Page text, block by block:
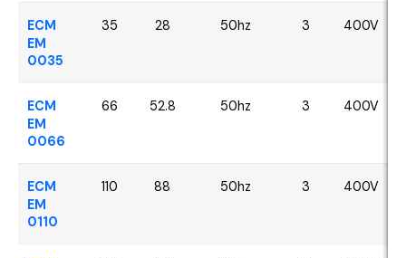
ECM
EM
0035
35 28 50hz 3 400V
ECM
EM
0066
66 52.8 50hz 3 400V
ECM
EM
0110
110 88 50hz 3 400V